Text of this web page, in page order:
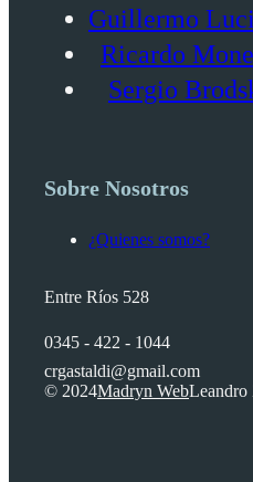
Guillermo
Ricardo
Sergio
Sobre Nosotros
¿Quienes somos?
Entre Ríos 528
0345 - 422 - 1044
crgastaldi@gmail.com
© 2024Madryn WebLeandro